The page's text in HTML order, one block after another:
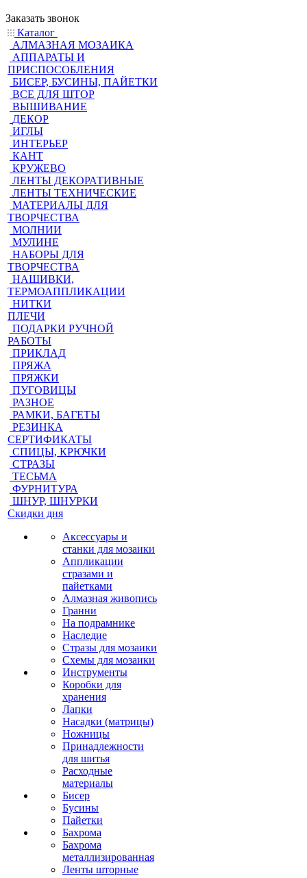
Заказать звонок
Каталог
АЛМАЗНАЯ МОЗАИКА
АППАРАТЫ И
ПРИСПОСОБЛЕНИЯ
БИСЕР, БУСИНЫ, ПАЙЕТКИ
ВСЕ ДЛЯ ШТОР
ВЫШИВАНИЕ
ДЕКОР
ИГЛЫ
ИНТЕРЬЕР
КАНТ
КРУЖЕВО
ЛЕНТЫ ДЕКОРАТИВНЫЕ
ЛЕНТЫ ТЕХНИЧЕСКИЕ
МАТЕРИАЛЫ ДЛЯ
ТВОРЧЕСТВА
МОЛНИИ
МУЛИНЕ
НАБОРЫ ДЛЯ
ТВОРЧЕСТВА
НАШИВКИ,
ТЕРМОАППЛИКАЦИИ
НИТКИ
ПЛЕЧИ
ПОДАРКИ РУЧНОЙ
РАБОТЫ
ПРИКЛАД
ПРЯЖА
ПРЯЖКИ
ПУГОВИЦЫ
РАЗНОЕ
РАМКИ, БАГЕТЫ
РЕЗИНКА
СЕРТИФИКАТЫ
СПИЦЫ, КРЮЧКИ
СТРАЗЫ
ТЕСЬМА
ФУРНИТУРА
ШНУР, ШНУРКИ
Скидки дня
Аксессуары и
станки для мозаики
Аппликации
стразами и
пайетками
Алмазная живопись
Гранни
На подрамнике
Наследие
Стразы для мозаики
Схемы для мозаики
Инструменты
Коробки для
хранения
Лапки
Насадки (матрицы)
Ножницы
Принадлежности
для шитья
Расходные
материалы
Бисер
Бусины
Пайетки
Бахрома
Бахрома
металлизированная
Ленты шторные